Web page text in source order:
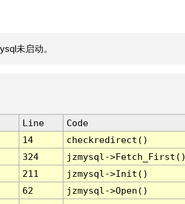
未启动。
Line
Code
14
checkredirect()
324
jzmysql-
211
jzmysql->Init()
62
jzmysql->Open()